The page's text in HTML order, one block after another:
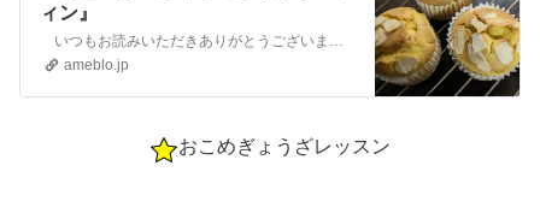
ィン』
いつもお読みいただきありがとうございます 愛知県小牧市 さちよのアトリエ～丁寧な暮らし～ お米ブレッド工房おうちのお米でサクッと作れる新…
ameblo.jp
おこめぎょうざレッスン